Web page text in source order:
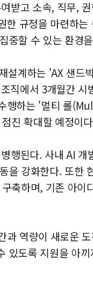
받고 소속, 직무,
규정을 마련하
중할 수 있는 환경
설계하는 'AX 샌드
직에서 3개월간
행하는 '멀티 롤
진 확대할 예정이
행된다. 사내 AI
강화한다. 또한
축하며, 기존 아이
역량이 새로운
있도록 지원을 아